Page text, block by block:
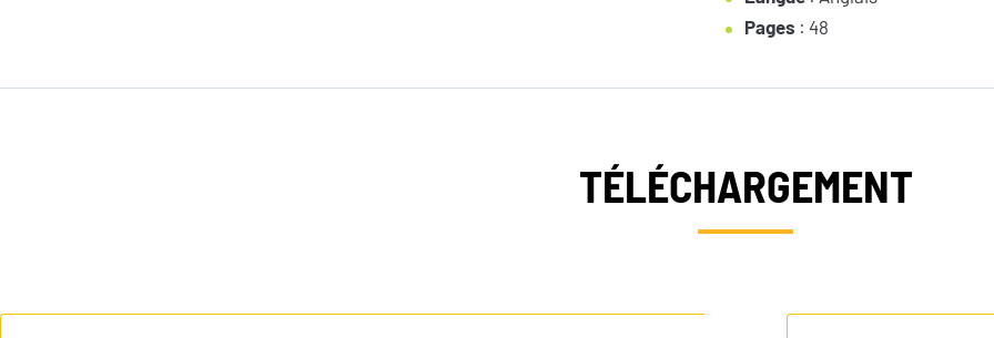
NEWSLETTER
Pages : 48
TÉLÉCHARGEMENT